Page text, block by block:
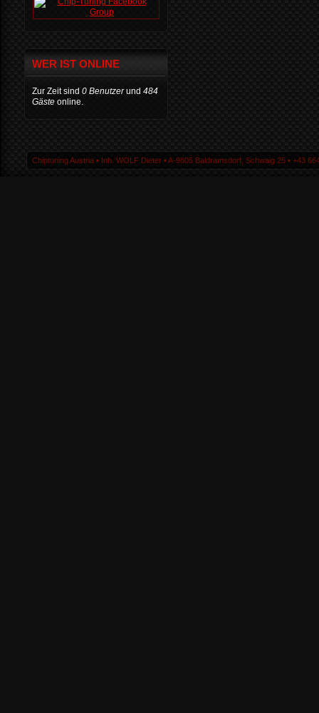
WER IST ONLINE
Zur Zeit sind 0 Benutzerund 484
Gäste online.
Chiptuning Austria ▪ Inh. WOLF Dieter ▪ A-9805 Baldramsdorf, Schwaig 25 ▪ +43